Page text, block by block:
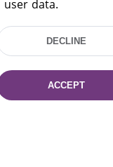
Ave. 116,
368 37 37
368 97 06
user data.
DECLINE
ACCEPT